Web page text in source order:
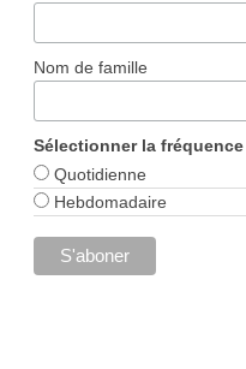
Nom de famille
Sélectionner la fréquence
Quotidienne
Hebdomadaire